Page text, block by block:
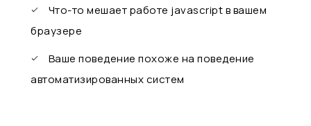
Что-то мешает работе javascript в вашем
браузере
Ваше поведение похоже на поведение
автоматизированных систем